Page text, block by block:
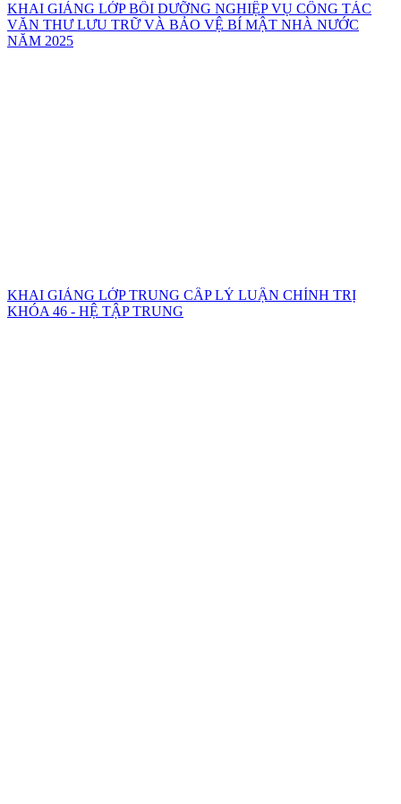
KHAI GIẢNG LỚP BỒI DƯỠNG NGHIỆP VỤ CÔNG TÁC
VĂN THƯ LƯU TRỮ VÀ BẢO VỆ BÍ MẬT NHÀ NƯỚC
NĂM 2025
KHAI GIẢNG LỚP TRUNG CẤP LÝ LUẬN CHÍNH TRỊ
KHÓA 46 - HỆ TẬP TRUNG